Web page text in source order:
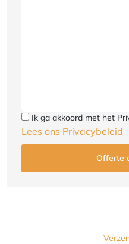
Ik ga akkoord met het
Lees ons Privacybeleid
Verzending